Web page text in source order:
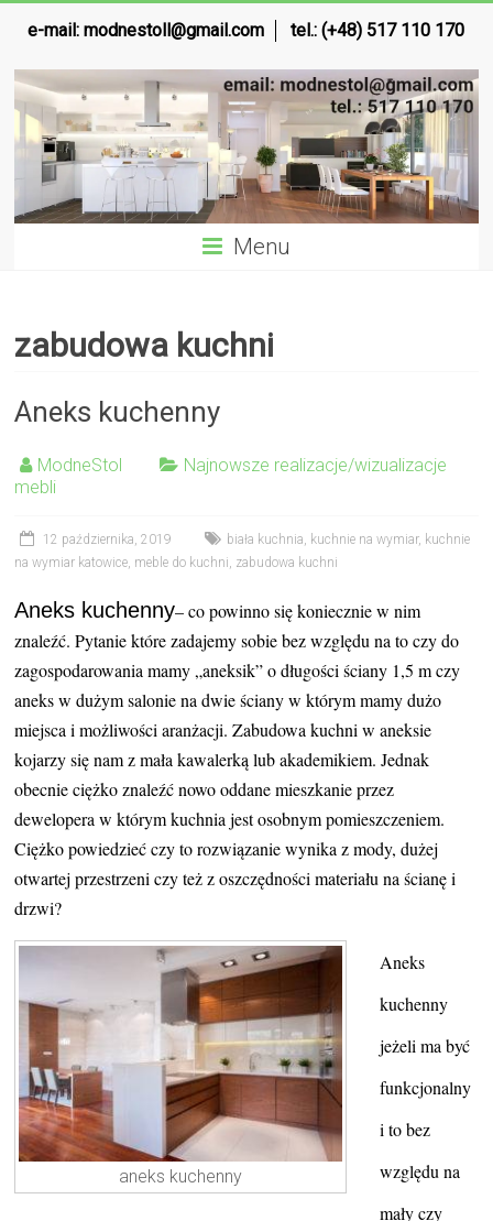
e-mail:modnestoll@gmail.com tel.: (+48) 517 110 170
Menu
zabudowa kuchni
Aneks kuchenny
ModneStol
Najnowsze realizacje/wizualizacje
mebli
12 października, 2019 biała kuchnia, kuchnie na wymiar, kuchnie
na wymiar katowice, meble do kuchni, zabudowa kuchni
Aneks kuchenny– co powinno się koniecznie w nim
znaleźć. Pytanie które zadajemy sobie bez względu na to czy do
zagospodarowania mamy „aneksik” o długości ściany 1,5 m czy
aneks w dużym salonie na dwie ściany w którym mamy dużo
miejsca i możliwości aranżacji. Zabudowa kuchni w aneksie
kojarzy się nam z mała kawalerką lub akademikiem. Jednak
obecnie ciężko znaleźć nowo oddane mieszkanie przez
dewelopera w którym kuchnia jest osobnym pomieszczeniem.
Ciężko powiedzieć czy to rozwiązanie wynika z mody, dużej
otwartej przestrzeni czy też z oszczędności materiału na ścianę i
drzwi?
aneks kuchenny
Aneks
kuchenny
jeżeli ma być
funkcjonalny
i to bez
względu na
mały czy